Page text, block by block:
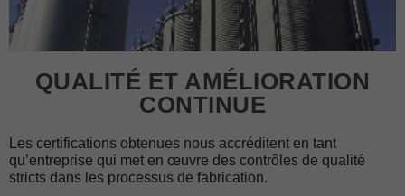
QUALITÉ ET AMÉLIORATION
CONTINUE
Les certifications obtenues nous accréditent en tant
qu’entreprise qui met en œuvre des contrôles de qualité
stricts dans les processus de fabrication.